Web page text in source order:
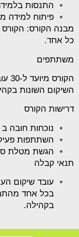
התנסות
פיתוח למידה
מבנה הקורס:
כל אחד.
משתתפים
השיקום השונות
דרישות הקורס
נוכחות חובה ב 90% מהשיעורים.
השתתפות
הגשת מטלת
תנאי קבלה
עובד שיקום
בכל אחד
בקהילה.